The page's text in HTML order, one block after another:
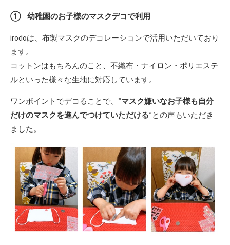
① 幼稚園のお子様のマスクデコで利用
irodoは、布製マスクのデコレーションで活用いただいており
ます。
コットンはもちろんのこと、不織布・ナイロン・ポリエステ
ルといった様々な生地に対応しています。
ワンポイントでデコることで、”マスク嫌いなお子様も自分
だけのマスクを進んでつけていただける”との声もいただき
ました。